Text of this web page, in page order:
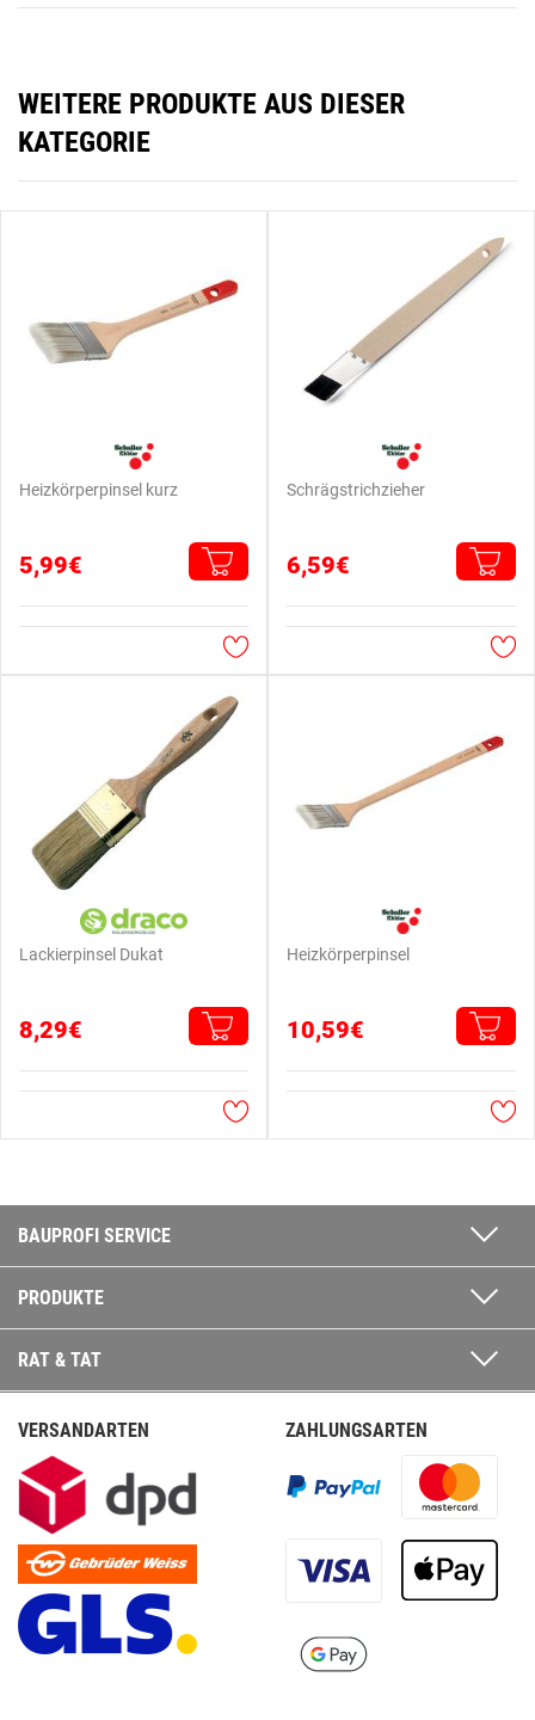
WEITERE PRODUKTE AUS DIESER
KATEGORIE
Heizkörperpinsel kurz
5,99€
Schrägstrichzieher
6,59€
Lackierpinsel Dukat
8,29€
Heizkörperpinsel
10,59€
BAUPROFI SERVICE
PRODUKTE
RAT & TAT
VERSANDARTEN ZAHLUNGSARTEN